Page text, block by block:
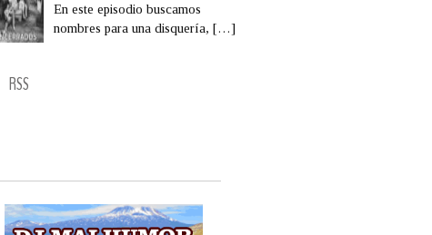
En este episodio buscamos
nombres para una disquería,[…]
RSS